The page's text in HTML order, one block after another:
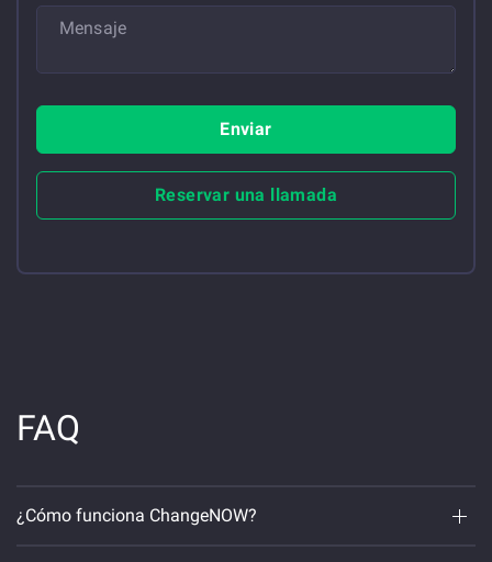
Enviar
Reservar una llamada
FAQ
¿Cómo funciona ChangeNOW?